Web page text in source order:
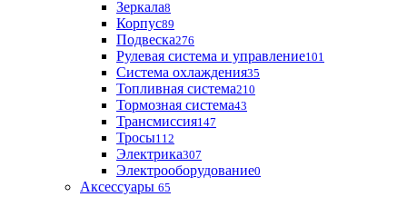
Зеркала8
Корпус89
Подвеска276
Рулевая система и управление101
Система охлаждения35
Топливная система210
Тормозная система43
Трансмиссия147
Тросы112
Электрика307
Электрооборудование0
Аксессуары 65